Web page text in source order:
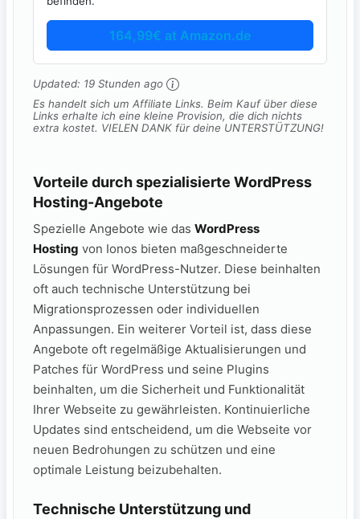
164,99€ at Amazon.de
Updated: 19 Stunden ago
Es handelt sich um Affiliate Links. Beim Kauf über diese
Links erhalte ich eine kleine Provision, die dich nichts
extra kostet. VIELEN DANK für deine UNTERSTÜTZUNG!
Vorteile durch spezialisierte WordPress
Hosting-Angebote
Spezielle Angebote wie das WordPress
Hosting von Ionos bieten maßgeschneiderte
Lösungen für WordPress-Nutzer. Diese beinhalten
oft auch technische Unterstützung bei
Migrationsprozessen oder individuellen
Anpassungen. Ein weiterer Vorteil ist, dass diese
Angebote oft regelmäßige Aktualisierungen und
Patches für WordPress und seine Plugins
beinhalten, um die Sicherheit und Funktionalität
Ihrer Webseite zu gewährleisten. Kontinuierliche
Updates sind entscheidend, um die Webseite vor
neuen Bedrohungen zu schützen und eine
optimale Leistung beizubehalten.
Technische Unterstützung und